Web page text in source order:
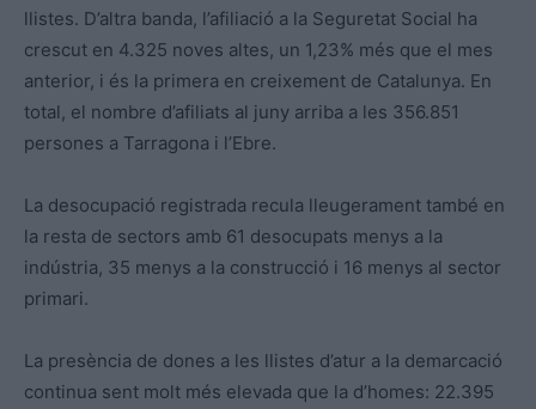
llistes. D’altra banda, l’afiliació a la Seguretat Social ha
crescut en 4.325 noves altes, un 1,23% més que el mes
anterior, i és la primera en creixement de Catalunya. En
total, el nombre d’afiliats al juny arriba a les 356.851
persones a Tarragona i l’Ebre.
La desocupació registrada recula lleugerament també en
la resta de sectors amb 61 desocupats menys a la
indústria, 35 menys a la construcció i 16 menys al sector
primari.
La presència de dones a les llistes d’atur a la demarcació
continua sent molt més elevada que la d’homes: 22.395